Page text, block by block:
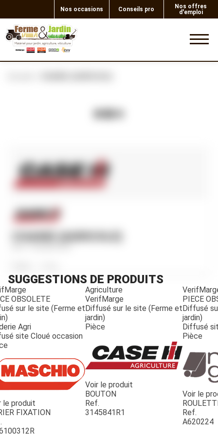
Nos occasions Conseils pro
Nos offres
d'emploi
JOUET
3160461R91
SUGGESTIONS DE PRODUITS
OBSOLETE
sur le site (Ferme et
Agri
site Cloué occasion
le produit
FIXATION
Agriculture
VerifMarge
Diffusé sur le site (Ferme et
jardin)
Pièce
Voir le produit
BOUTON
Ref.
3145841R1
PIECE
Diffusé
jardin)
Diffusé
Pièce
Voir le
Ref.
A620224